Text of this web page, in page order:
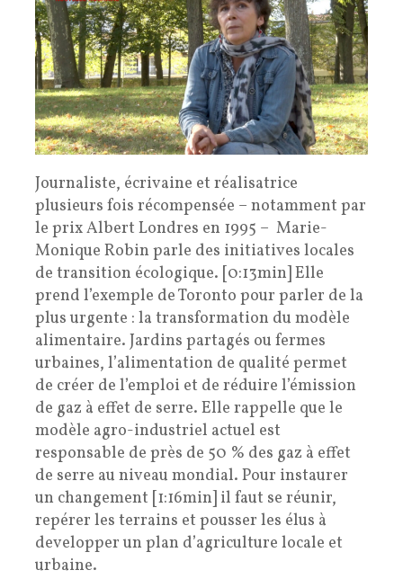
Journaliste, écrivaine et réalisatrice
plusieurs fois récompensée – notamment par
le prix Albert Londres en 1995 – Marie-
Monique Robin parle des initiatives locales
de transition écologique. [0:13min] Elle
prend l’exemple de Toronto pour parler de la
plus urgente : la transformation du modèle
alimentaire. Jardins partagés ou fermes
urbaines, l’alimentation de qualité permet
de créer de l’emploi et de réduire l’émission
de gaz à effet de serre. Elle rappelle que le
modèle agro-industriel actuel est
responsable de près de 50 % des gaz à effet
de serre au niveau mondial. Pour instaurer
un changement [1:16min] il faut se réunir,
repérer les terrains et pousser les élus à
developper un plan d’agriculture locale et
urbaine.